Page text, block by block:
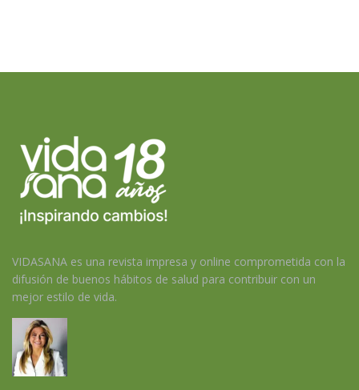
VIDASANA es una revista impresa y online comprometida con la
difusión de buenos hábitos de salud para contribuir con un
mejor estilo de vida.